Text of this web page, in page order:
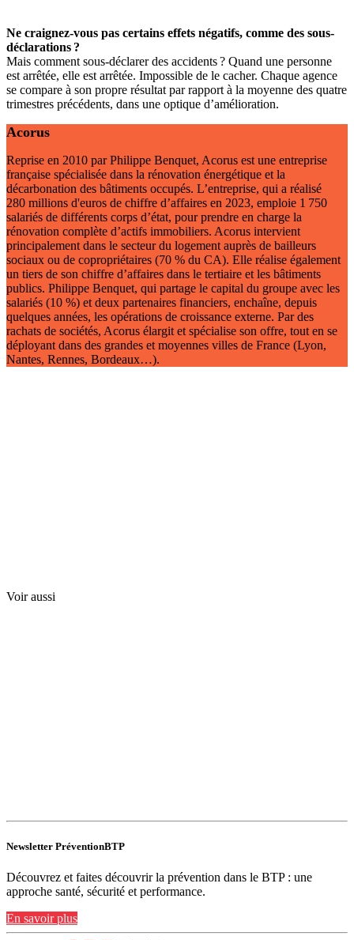
Ne craignez-vous pas certains effets négatifs, comme des sous-
déclarations ?
Mais comment sous-déclarer des accidents ? Quand une personne
est arrêtée, elle est arrêtée. Impossible de le cacher. Chaque agence
se compare à son propre résultat par rapport à la moyenne des quatre
trimestres précédents, dans une optique d’amélioration.
Acorus
Reprise en 2010 par Philippe Benquet, Acorus est une entreprise
française spécialisée dans la rénovation énergétique et la
décarbonation des bâtiments occupés. L’entreprise, qui a réalisé
280 millions d'euros de chiffre d’affaires en 2023, emploie 1 750
salariés de différents corps d’état, pour prendre en charge la
rénovation complète d’actifs immobiliers. Acorus intervient
principalement dans le secteur du logement auprès de bailleurs
sociaux ou de copropriétaires (70 % du CA). Elle réalise également
un tiers de son chiffre d’affaires dans le tertiaire et les bâtiments
publics. Philippe Benquet, qui partage le capital du groupe avec les
salariés (10 %) et deux partenaires financiers, enchaîne, depuis
quelques années, les opérations de croissance externe. Par des
rachats de sociétés, Acorus élargit et spécialise son offre, tout en se
déployant dans des grandes et moyennes villes de France (Lyon,
Nantes, Rennes, Bordeaux…).
Voir aussi
Newsletter PréventionBTP
Découvrez et faites découvrir la prévention dans le BTP : une
approche santé, sécurité et performance.
En savoir plus